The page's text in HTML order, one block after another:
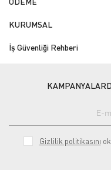
KURUMSAL
İş Güvenliği Rehberi
Gizlilik politikasını